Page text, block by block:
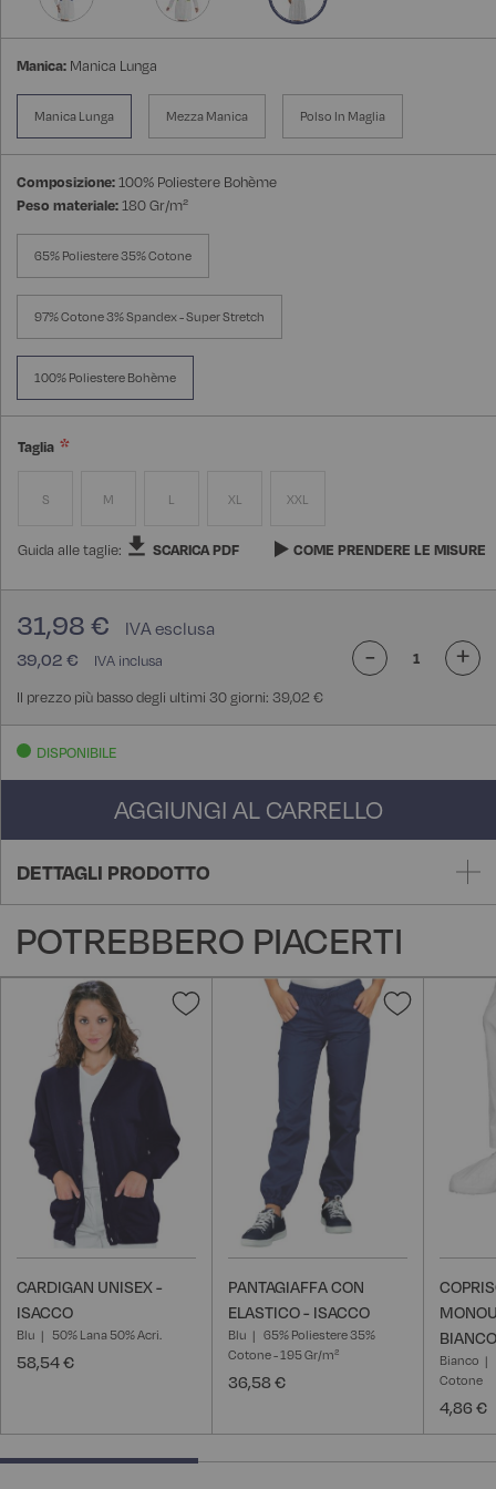
Manica: Manica Lunga
Manica Lunga Mezza Manica Polso In Maglia
Composizione:100% Poliestere Bohème
Peso materiale:180 Gr/m²
65% Poliestere 35% Cotone
97% Cotone 3% Spandex - Super Stretch
100% Poliestere Bohème
Taglia
S M L XL XXL
Guida alle taglie: SCARICA PDF COME PRENDERE LE MISURE
39,02 €
31,98 €
Il prezzo più basso degli ultimi 30 giorni: 39,02 €
- +
DISPONIBILE
AGGIUNGI AL CARRELLO
DETTAGLI PRODOTTO
POTREBBERO PIACERTI
Aggiungi
CARDIGAN UNISEX -
ISACCO
Blu 50% Lana 50% Acri.
58,54 €
Aggiungi
PANTAGIAFFA CON
ELASTICO - ISACCO
Blu
65% Poliestere 35%
Cotone - 195 Gr/m²
36,58 €
Bianco
Cotone
4,86 €
40% completed